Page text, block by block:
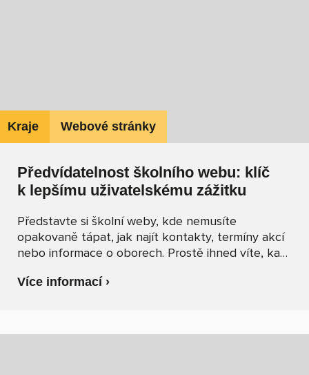
Kraje Webové stránky
Předvídatelnost školního webu: klíč
k lepšímu uživatelskému zážitku
Představte si školní weby, kde nemusíte
opakovaně tápat, jak najít kontakty, termíny akcí
nebo informace o oborech. Prostě ihned víte, kam
pravidla přívětivé navigace. Přesně to je důvod,
uživatelského zážitku) tak důležitá a proč jsme
Více informací ›